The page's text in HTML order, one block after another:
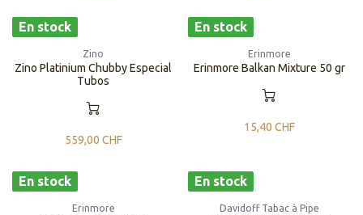
En stock
Zino
Zino Platinium Chubby Especial
Tubos
559,00 CHF
En stock
Erinmore
Erinmore Balkan Mixture 50 gr
15,40 CHF
En stock
Erinmore
En stock
Davidoff Tabac à Pipe